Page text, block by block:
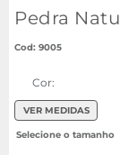
Pedra
: 9005
Cor:
VER MEDIDAS